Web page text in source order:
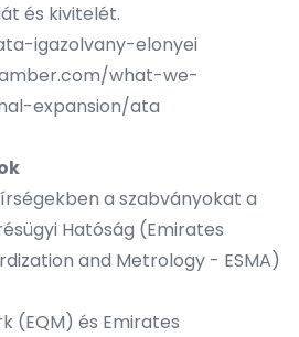
és kivitelét.
igazolvany-elonyei
what-we-
expansion/ata
a szabványokat a
Hatóság (Emirates
and Metrology - ESMA)
(EQM) és Emirates